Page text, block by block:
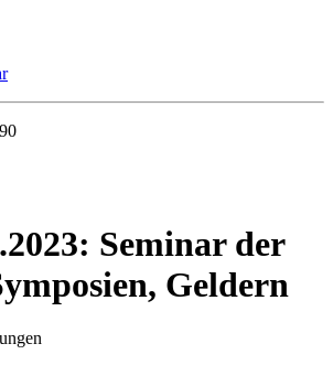
Seminar der
Geldern